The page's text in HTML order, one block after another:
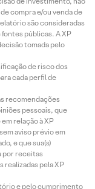
compra e/ou venda de
são consideradas
fontes públicas. A XP
tomada pelo
de risco dos
cada perfil de
recomendações
pessoais, que
relação à XP
aviso prévio em
e que sua(s)
por receitas
realizadas pela XP
e pelo cumprimento